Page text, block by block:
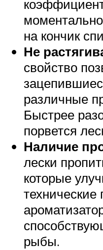
на кончик
Не
свойство
различные
Быстрее
порвется
Наличие
лески
которые
технические
рыбы.